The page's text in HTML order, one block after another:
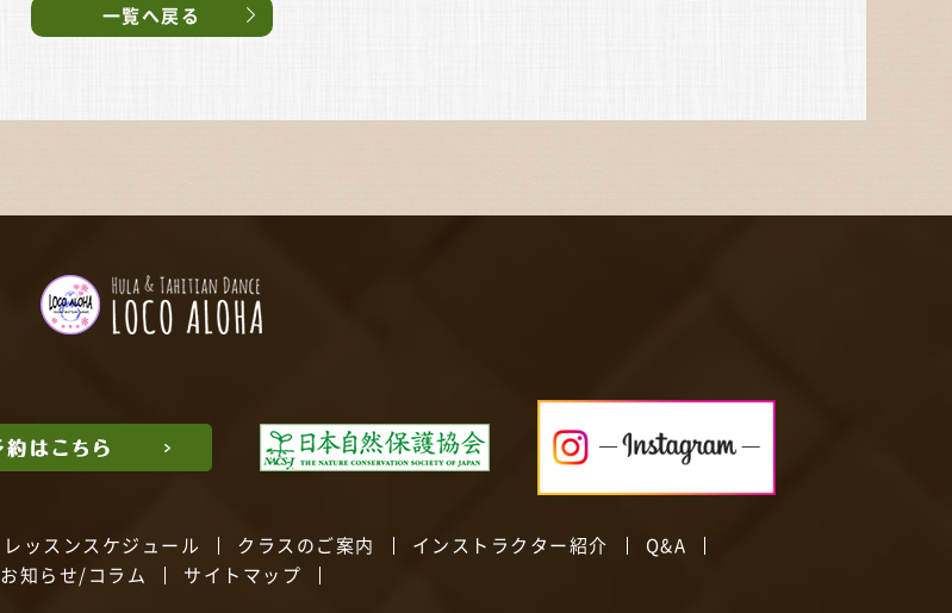
一覧へ戻る
レッスンスケジュール クラスのご案内 インストラクター紹介
Q&A
お知らせ/コラム
サイトマップ